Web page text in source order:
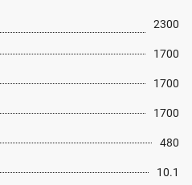
2300
1700
1700
1700
480
10.1